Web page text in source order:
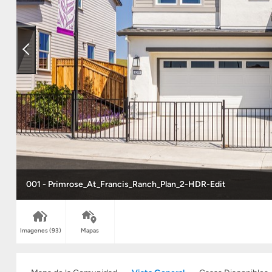
001 - Primrose_At_Francis_Ranch_Plan_2-HDR-Edit
Imagenes(93) Mapas